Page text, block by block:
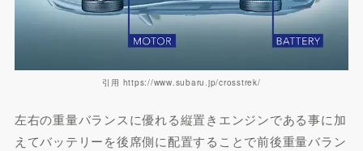
引用 https://www.subaru.jp/crosstrek/
左右の重量バランスに優れる縦置きエンジンである事に加
えてバッテリーを後席側に配置することで前後重量バラン